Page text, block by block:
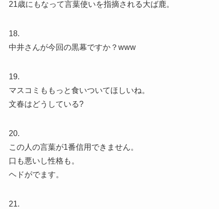
21歳にもなって言葉使いを指摘される大ば鹿。
18.
中井さんが今回の黒幕ですか？www
19.
マスコミももっと食いついてほしいね。
文春はどうしている?
20.
この人の言葉が1番信用できません。
口も悪いし性格も。
ヘドがでます。
21.